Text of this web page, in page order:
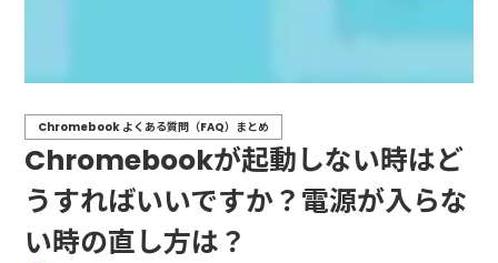
Chromebookが起動しない時はど
うすればいいですか？電源が入らな
い時の直し方は？
Chromebook よくある質問（FAQ）まとめ